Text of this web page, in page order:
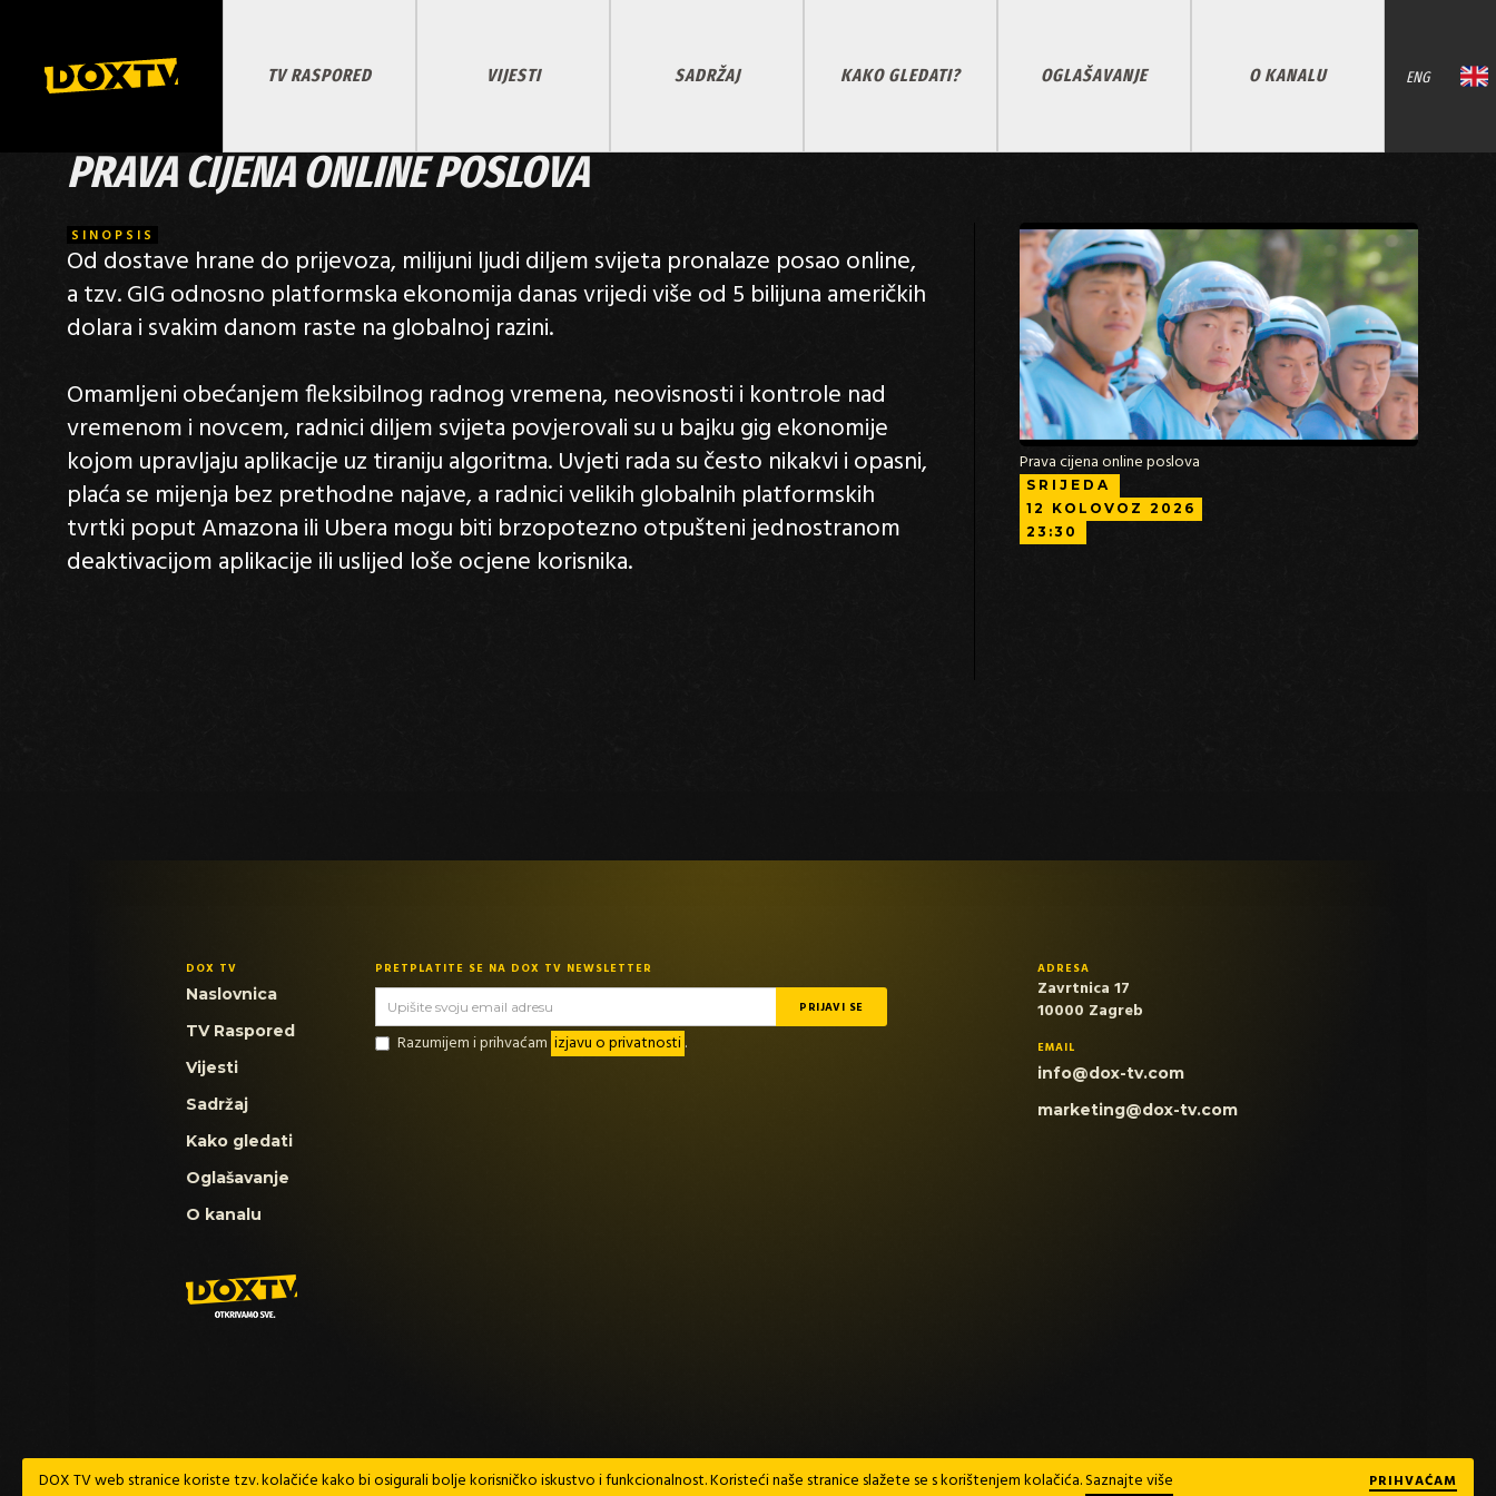
TV RASPORED VIJESTI SADRŽAJ KAKO GLEDATI? OGLAŠAVANJE O KANALU ENG
PRAVA CIJENA ONLINE POSLOVA
SINOPSIS
Od dostave hrane do prijevoza, milijuni ljudi diljem svijeta pronalaze posao online,
a tzv. GIG odnosno platformska ekonomija danas vrijedi više od 5 bilijuna američkih
dolara i svakim danom raste na globalnoj razini.
Omamljeni obećanjem fleksibilnog radnog vremena, neovisnosti i kontrole nad
vremenom i novcem, radnici diljem svijeta povjerovali su u bajku gig ekonomije
kojom upravljaju aplikacije uz tiraniju algoritma. Uvjeti rada su često nikakvi i opasni,
plaća se mijenja bez prethodne najave, a radnici velikih globalnih platformskih
tvrtki poput Amazona ili Ubera mogu biti brzopotezno otpušteni jednostranom
deaktivacijom aplikacije ili uslijed loše ocjene korisnika.
Prava cijena online poslova
SRIJEDA
12
KOLOVOZ 2026
23:30
DOX TV
Naslovnica
TV Raspored
Vijesti
Sadržaj
Kako gledati
Oglašavanje
O kanalu
PRETPLATITE SE NA DOX TV NEWSLETTER
Razumijem i prihvaćam izjavu o privatnosti.
ADRESA
Zavrtnica 17
10000 Zagreb
EMAIL
info@dox-tv.com
marketing@dox-tv.com
DOX TV web stranice koriste tzv. kolačiće kako bi osigurali bolje korisničko iskustvo i funkcionalnost. Koristeći naše stranice slažete se s korištenjem kolačića.Saznajte više PRIHVAĆAM